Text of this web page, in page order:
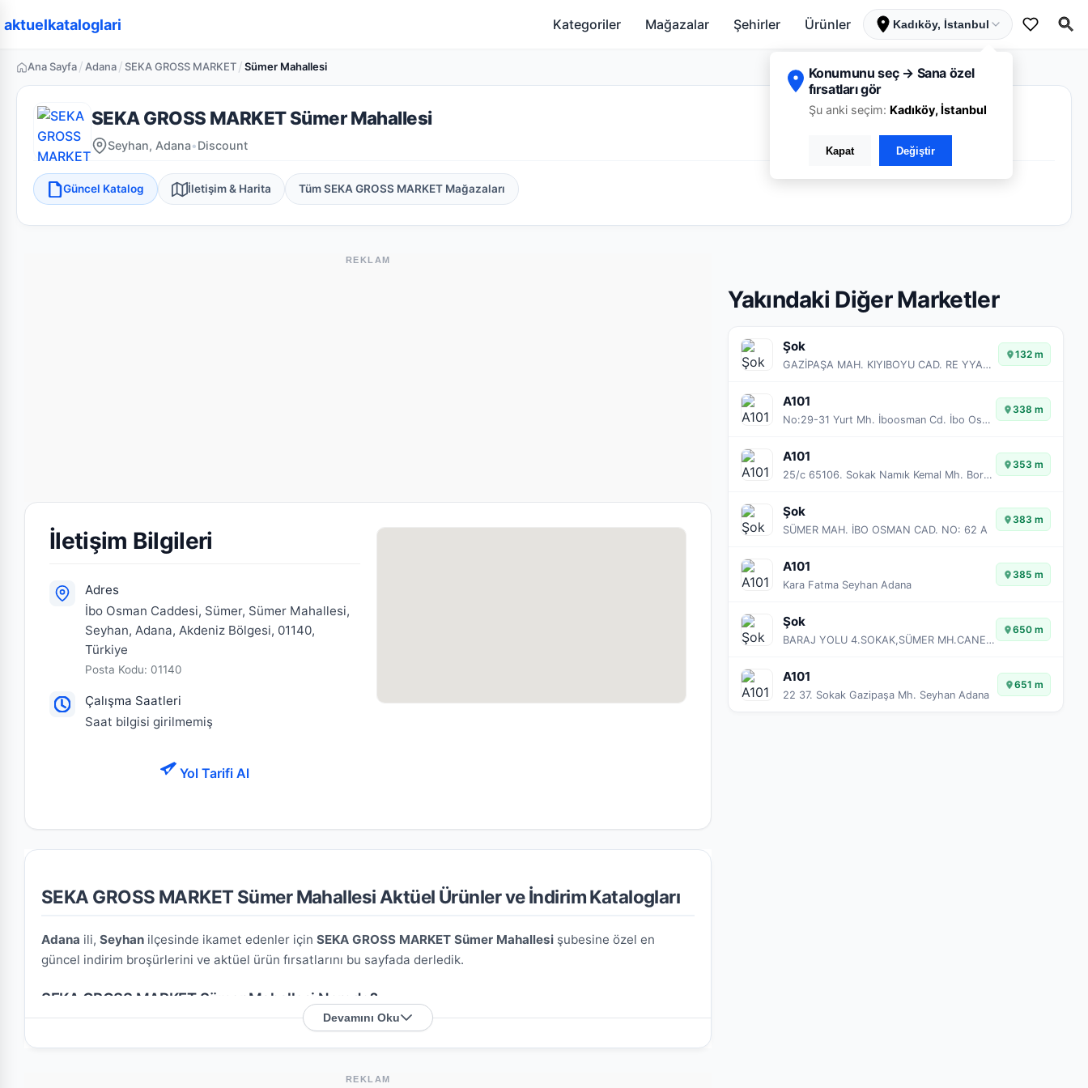
aktuelkataloglari Kategoriler Mağazalar Şehirler Ürünler Kadıköy, İstanbul
Konumunu seç → Sana özel
fırsatları gör
Şu anki seçim: Kadıköy, İstanbul
Kapat Değiştir
Ana Sayfa/ Adana/ SEKA GROSS MARKET/Sümer Mahallesi
SEKA GROSS MARKET Sümer Mahallesi
Seyhan, Adana•Discount
Güncel Katalog İletişim & Harita Tüm SEKA GROSS MARKET Mağazaları
REKLAM
İletişim Bilgileri
Adres
İbo Osman Caddesi, Sümer, Sümer Mahallesi,
Seyhan, Adana, Akdeniz Bölgesi, 01140,
Türkiye
Posta Kodu: 01140
Çalışma Saatleri
Saat bilgisi girilmemiş
Yol Tarifi Al
SEKA GROSS MARKET Sümer Mahallesi Aktüel Ürünler ve İndirim Katalogları
Adana ili, Seyhan ilçesinde ikamet edenler için SEKA GROSS MARKET Sümer Mahallesi şubesine özel en
güncel indirim broşürlerini ve aktüel ürün fırsatlarını bu sayfada derledik.
SEKA GROSS MARKET Sümer Mahallesi Nerede?
İbo Osman Caddesi, Sümer, Sümer Mahallesi, Seyhan, Adana, Akdeniz
Bölgesi, 01140, Türkiye. Harita üzerindeki konumu kullanarak mağazaya kolayca ulaşım sağlayabilirsiniz.
Devamını Oku
REKLAM
Yakındaki Diğer Marketler
Şok
GAZİPAŞA MAH. KIYIBOYU CAD. RE YYAN APT. B BLOK NO:85 A
132 m
A101
No:29-31 Yurt Mh. İboosman Cd. İbo Osman Seyhan Adana
338 m
A101
25/c 65106. Sokak Namık Kemal Mh. Borsa Seyhan Adana
353 m
Şok
SÜMER MAH. İBO OSMAN CAD. NO: 62 A
383 m
A101
Kara Fatma Seyhan Adana
385 m
Şok
BARAJ YOLU 4.SOKAK,SÜMER MH.CANER ELITAŞ APT.NO:7
650 m
A101
22 37. Sokak Gazipaşa Mh. Seyhan Adana
651 m